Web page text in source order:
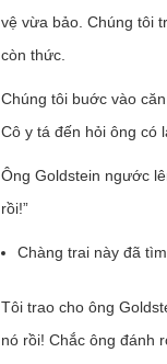
vệ vừa bảo. Chúng tôi
còn thức.
Chúng tôi buớc vào
Cô y tá đến hỏi ông có
Ông Goldstein ngước
rồi!”
Chàng trai này đã
Tôi trao cho ông
nó rồi! Chắc ông đánh